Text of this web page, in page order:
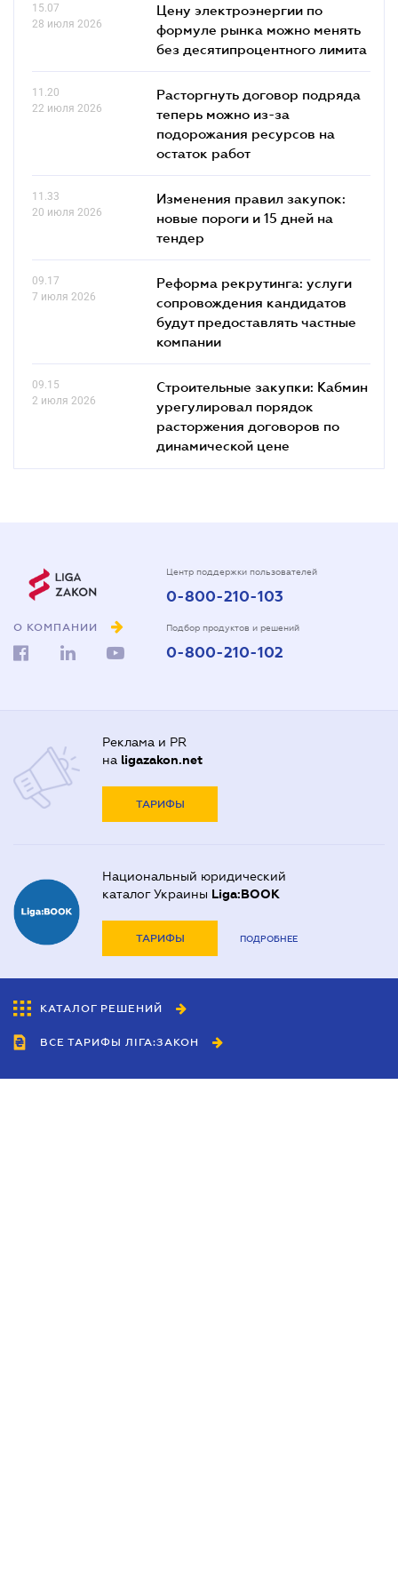
15.07
28 июля 2026
Цену электроэнергии по
формуле рынка можно менять
без десятипроцентного лимита
11.20
22 июля 2026
Расторгнуть договор подряда
теперь можно из-за
подорожания ресурсов на
остаток работ
11.33
20 июля 2026
Изменения правил закупок:
новые пороги и 15 дней на
тендер
09.17
7 июля 2026
Реформа рекрутинга: услуги
сопровождения кандидатов
будут предоставлять частные
компании
09.15
2 июля 2026
Строительные закупки: Кабмин
урегулировал порядок
расторжения договоров по
динамической цене
О КОМПАНИИ
Центр поддержки пользователей
0-800-210-103
Подбор продуктов и решений
0-800-210-102
Реклама и PR
на ligazakon.net
ТАРИФЫ
Национальный юридический
каталог Украины Liga:BOOK
ТАРИФЫ ПОДРОБНЕЕ
КАТАЛОГ РЕШЕНИЙ
ВСЕ ТАРИФЫ ЛІГА:ЗАКОН